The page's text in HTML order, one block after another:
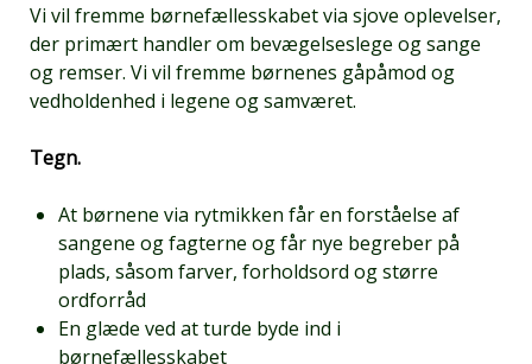
Vi vil fremme børnefællesskabet via sjove oplevelser,
der primært handler om bevægelseslege og sange
og remser. Vi vil fremme børnenes gåpåmod og
vedholdenhed i legene og samværet.
Tegn.
At børnene via rytmikken får en forståelse af
sangene og fagterne og får nye begreber på
plads, såsom farver, forholdsord og større
ordforråd
En glæde ved at turde byde ind i
børnefællesskabet